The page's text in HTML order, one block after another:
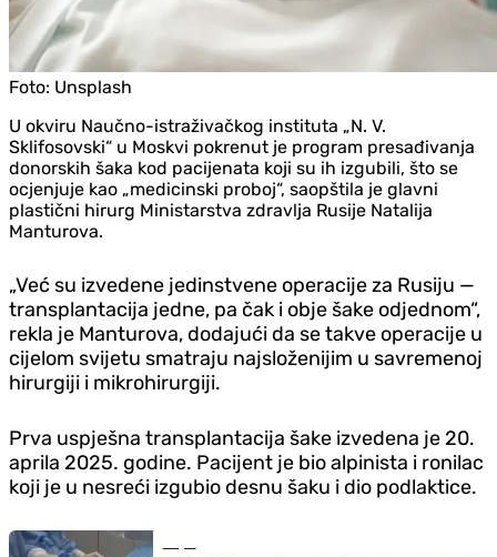
Foto: Unsplash
U okviru Naučno-istraživačkog instituta „N. V.
Sklifosovski“ u Moskvi pokrenut je program presađivanja
donorskih šaka kod pacijenata koji su ih izgubili, što se
ocjenjuje kao „medicinski proboj“, saopštila je glavni
plastični hirurg Ministarstva zdravlja Rusije Natalija
Manturova.
„Već su izvedene jedinstvene operacije za Rusiju —
transplantacija jedne, pa čak i obje šake odjednom“,
rekla je Manturova, dodajući da se takve operacije u
cijelom svijetu smatraju najsloženijim u savremenoj
hirurgiji i mikrohirurgiji.
Prva uspješna transplantacija šake izvedena je 20.
aprila 2025. godine. Pacijent je bio alpinista i ronilac
koji je u nesreći izgubio desnu šaku i dio podlaktice.